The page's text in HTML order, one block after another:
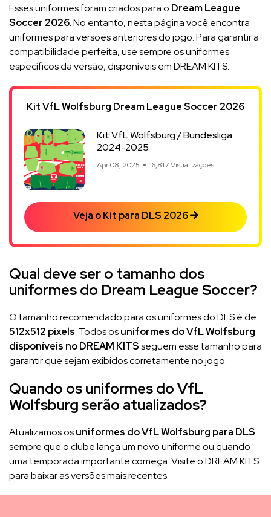
Esses uniformes foram criados para o Dream League
Soccer 2026. No entanto, nesta página você encontra
uniformes para versões anteriores do jogo. Para garantir a
compatibilidade perfeita, use sempre os uniformes
específicos da versão, disponíveis em DREAM KITS.
Kit VfL Wolfsburg Dream League Soccer 2026
Kit VfL Wolfsburg / Bundesliga
2024-2025
Apr 08, 2025 16,817 Visualizações
Veja o Kit para DLS 2026
Qual deve ser o tamanho dos
uniformes do Dream League Soccer?
O tamanho recomendado para os uniformes do DLS é de
512x512 pixels. Todos osuniformes do VfL Wolfsburg
disponíveis no DREAM KITSseguem esse tamanho para
garantir que sejam exibidos corretamente no jogo.
Quando os uniformes do VfL
Wolfsburg serão atualizados?
Atualizamos osuniformes do VfL Wolfsburg para DLS
sempre que o clube lança um novo uniforme ou quando
uma temporada importante começa. Visite o DREAM KITS
para baixar as versões mais recentes.